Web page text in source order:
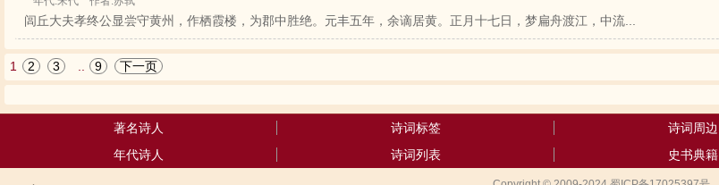
闾丘大夫孝终公显尝守黄州，作栖霞楼，为郡中胜绝。元丰五年，余谪居黄。正月十七日，梦扁舟渡江，中流...
1 2 3 9 下一页
著名诗人 诗词标签 诗词周边
年代诗人
诗词列表 史书典籍